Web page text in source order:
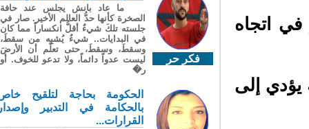
اتجاه
إلى
فكر حر
ما عاد بانش يجلس عند حافة
الصخرة كأنها حدُّ العالم الأخير. صار في
جلسته تلكَ شيءٌ أقلُّ انكساراً مما كان
في البدايات.. شيءٌ يُشبِه من سقطَ،
وسقطَ، وسقطَ، حتى تعلّم أن الأرضَ
ليست عدواً دائماً، ولا تدعو للخوف. أو
ر�
الحكومة بحاجة لتلقيح خاص
بالحكامة في التدبير وإصدار
القرارات...